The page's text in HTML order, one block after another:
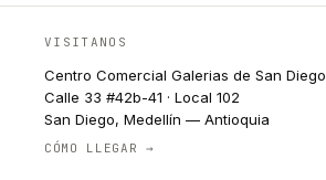
VISITANOS
Centro Comercial Galerias de San Diego
Calle 33 #42b-41 · Local 102
San Diego, Medellín — Antioquia
CÓMO LLEGAR →